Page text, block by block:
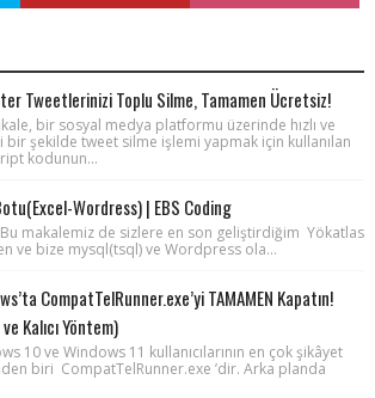
Tweetlerinizi Toplu Silme, Tamamen Ücretsiz!
bir sosyal medya platformu üzerinde hızlı ve
bir şekilde tweet silme işlemi yapmak için kullanılan
kodunun...
Wordress) | EBS Coding
makalemiz de sizlere en son geliştirdiğim Yökatlas
ve bize mysql(tsql) ve Wordpress ola...
CompatTelRunner.exe’yi TAMAMEN Kapatın!
Kalıcı Yöntem)
10 ve Windows 11 kullanıcılarının en çok şikâyet
biri CompatTelRunner.exe ’dir. Arka planda